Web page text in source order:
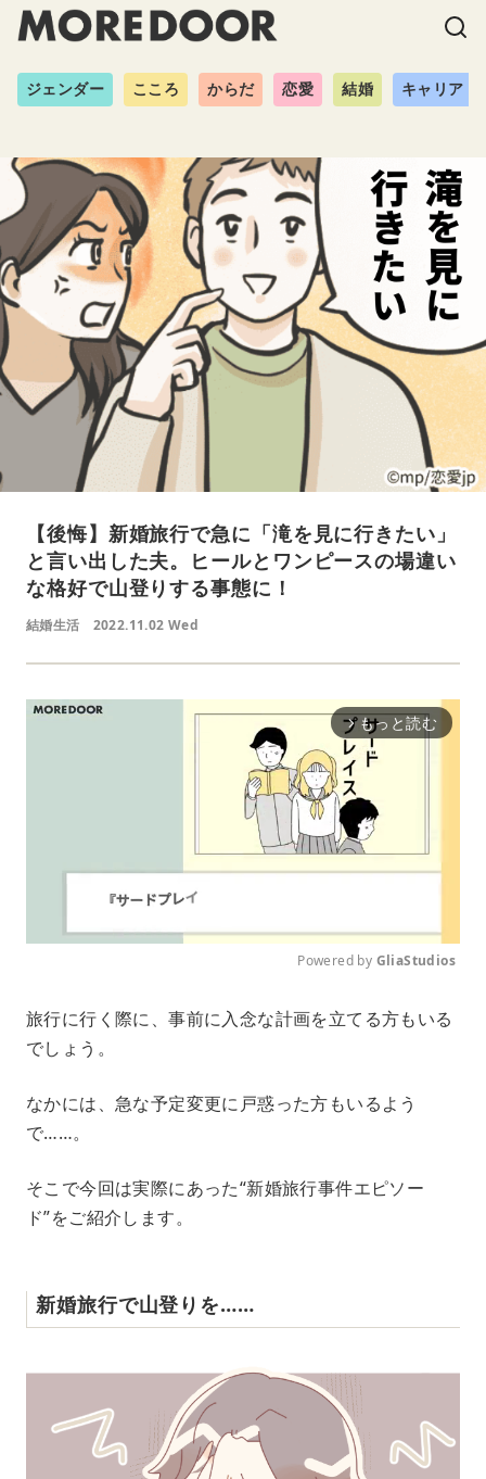
ジェンダー こころ からだ 恋愛 結婚 キャリア
【後悔】新婚旅行で急に「滝を見に行きたい」
と言い出した夫。ヒールとワンピースの場違い
な格好で山登りする事態に！
結婚生活 2022.11.02 Wed
arrow_forward_ios もっと読む
u
Powered by GliaStudios
旅行に行く際に、事前に入念な計画を立てる方もいる
でしょう。
なかには、急な予定変更に戸惑った方もいるよう
で……。
そこで今回は実際にあった“新婚旅行事件エピソー
ド”をご紹介します。
新婚旅行で山登りを……